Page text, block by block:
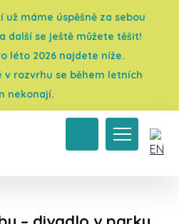
máme úspěšně za sebou
další se ještě můžete těšit!
léto 2026 najdete níže.
v rozvrhu se během letních
nekonají.